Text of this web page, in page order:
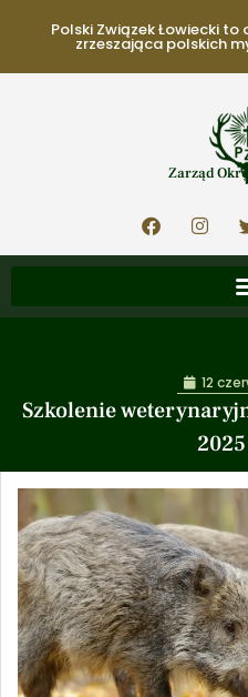
Polski Związek Łowiecki
zrzeszająca polskich
Zarząd
Szkolenie
12